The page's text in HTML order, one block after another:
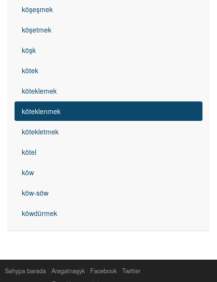
köşeşmek
köşetmek
köşk
kötek
köteklemek
köteklenmek
kötekletmek
kötel
köw
köw-söw
köwdürmek
Sahypa barada Aragatnaşyk Facebook
Twitter